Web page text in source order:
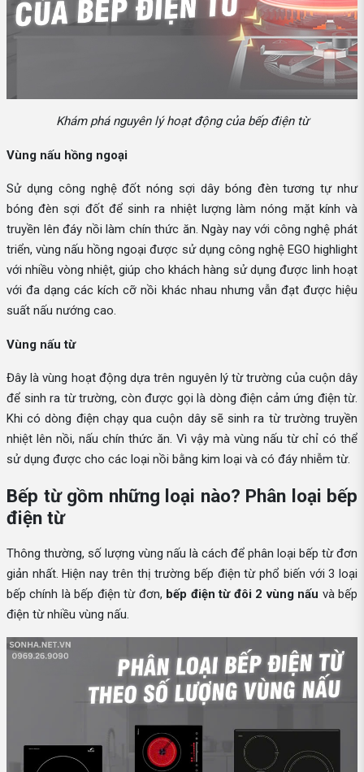
Khám phá nguyên lý hoạt động của bếp điện từ
Vùng nấu hồng ngoại
Sử dụng công nghệ đốt nóng sợi dây bóng đèn tương tự như
bóng đèn sợi đốt để sinh ra nhiệt lượng làm nóng mặt kính và
truyền lên đáy nồi làm chín thức ăn. Ngày nay với công nghệ phát
triển, vùng nấu hồng ngoại được sử dụng công nghệ EGO highlight
với nhiều vòng nhiệt, giúp cho khách hàng sử dụng được linh hoạt
với đa dạng các kích cỡ nồi khác nhau nhưng vẫn đạt được hiệu
suất nấu nướng cao.
Vùng nấu từ
Đây là vùng hoạt động dựa trên nguyên lý từ trường của cuộn dây
để sinh ra từ trường, còn được gọi là dòng điện cảm ứng điện từ.
Khi có dòng điện chạy qua cuộn dây sẽ sinh ra từ trường truyền
nhiệt lên nồi, nấu chín thức ăn. Vì vậy mà vùng nấu từ chỉ có thể
sử dụng được cho các loại nồi bằng kim loại và có đáy nhiễm từ.
Bếp từ gồm những loại nào? Phân loại bếp
điện từ
Thông thường, số lượng vùng nấu là cách để phân loại bếp từ đơn
giản nhất. Hiện nay trên thị trường bếp điện từ phổ biến với 3 loại
bếp chính là bếp điện từ đơn, bếp điện từ đôi 2 vùng nấu và bếp
điện từ nhiều vùng nấu.